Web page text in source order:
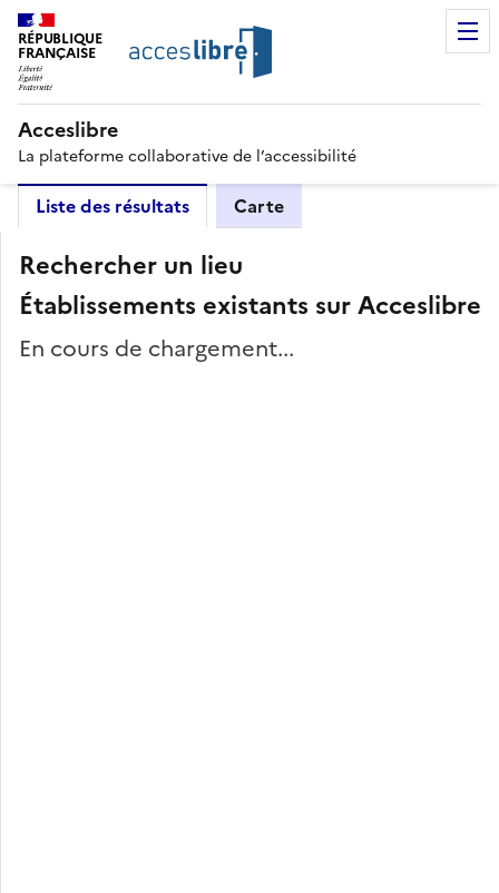
RÉPUBLIQUE
FRANÇAISE
Acceslibre
La plateforme collaborative de l’accessibilité
Liste des résultats Carte
Rechercher un lieu
Établissements existants sur Acceslibre
En cours de chargement...